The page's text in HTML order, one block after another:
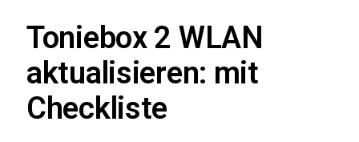
Toniebox 2 WLAN
aktualisieren: mit
Checkliste